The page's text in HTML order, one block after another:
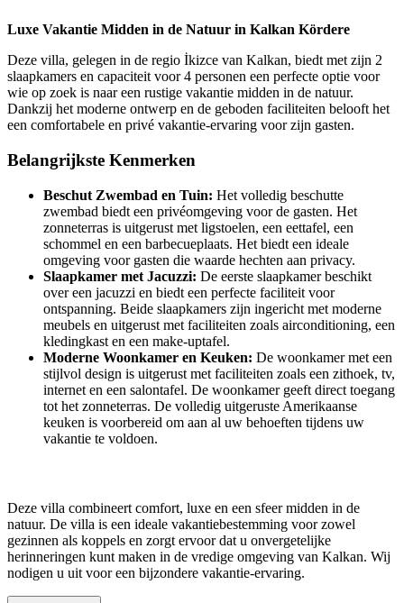
Luxe Vakantie Midden in de Natuur in Kalkan Kördere
Deze villa, gelegen in de regio İkizce van Kalkan, biedt met zijn 2
slaapkamers en capaciteit voor 4 personen een perfecte optie voor
wie op zoek is naar een rustige vakantie midden in de natuur.
Dankzij het moderne ontwerp en de geboden faciliteiten belooft het
een comfortabele en privé vakantie-ervaring voor zijn gasten.
Belangrijkste Kenmerken
Beschut Zwembad en Tuin: Het volledig beschutte
zwembad biedt een privéomgeving voor de gasten. Het
zonneterras is uitgerust met ligstoelen, een eettafel, een
schommel en een barbecueplaats. Het biedt een ideale
omgeving voor gasten die waarde hechten aan privacy.
Slaapkamer met Jacuzzi: De eerste slaapkamer beschikt
over een jacuzzi en biedt een perfecte faciliteit voor
ontspanning. Beide slaapkamers zijn ingericht met moderne
meubels en uitgerust met faciliteiten zoals airconditioning, een
kledingkast en een make-uptafel.
Moderne Woonkamer en Keuken: De woonkamer met een
stijlvol design is uitgerust met faciliteiten zoals een zithoek, tv,
internet en een salontafel. De woonkamer geeft direct toegang
tot het zonneterras. De volledig uitgeruste Amerikaanse
keuken is voorbereid om aan al uw behoeften tijdens uw
vakantie te voldoen.
Deze villa combineert comfort, luxe en een sfeer midden in de
natuur. De villa is een ideale vakantiebestemming voor zowel
gezinnen als koppels en zorgt ervoor dat u onvergetelijke
herinneringen kunt maken in de vredige omgeving van Kalkan. Wij
nodigen u uit voor een bijzondere vakantie-ervaring.